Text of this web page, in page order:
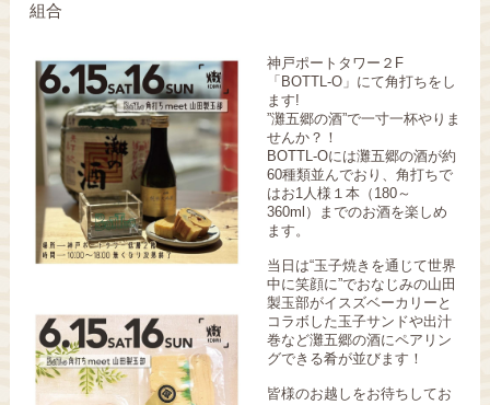
組合
神戸ポートタワー２F
「BOTTL-O」にて角打ちをし
ます!
”灘五郷の酒”で一寸一杯やりま
せんか？！
BOTTL-Oには灘五郷の酒が約
60種類並んでおり、角打ちで
はお1人様１本（180～
360ml）までのお酒を楽しめ
ます。
当日は“玉子焼きを通じて世界
中に笑顔に”でおなじみの山田
製玉部がイスズベーカリーと
コラボした玉子サンドや出汁
巻など灘五郷の酒にペアリン
グできる肴が並びます！
皆様のお越しをお待ちしてお